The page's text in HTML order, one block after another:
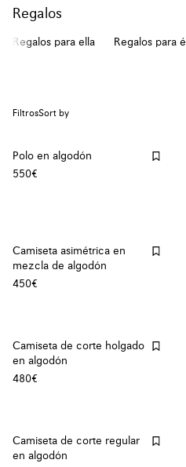
Regalos
Regalos para ella Regalos para él
FiltrosSort by
Polo en algodón
550€
Camiseta asimétrica en
mezcla de algodón
450€
Camiseta de corte holgado
en algodón
480€
Camiseta de corte regular
en algodón